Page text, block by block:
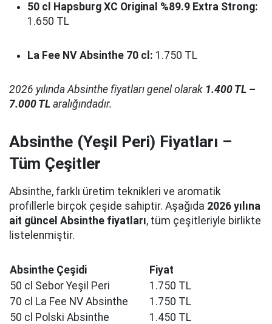
50 cl Hapsburg XC Original %89.9 Extra Strong:
1.650 TL
La Fee NV Absinthe 70 cl: 1.750 TL
2026 yılında Absinthe fiyatları genel olarak 1.400 TL –
7.000 TL aralığındadır.
Absinthe (Yeşil Peri) Fiyatları –
Tüm Çeşitler
Absinthe, farklı üretim teknikleri ve aromatik
profillerle birçok çeşide sahiptir. Aşağıda 2026 yılına
ait güncel Absinthe fiyatları, tüm çeşitleriyle birlikte
listelenmiştir.
Absinthe Çeşidi
Fiyat
50 cl Sebor Yeşil Peri
1.750 TL
70 cl La Fee NV Absinthe
1.750 TL
50 cl Polski Absinthe
1.450 TL